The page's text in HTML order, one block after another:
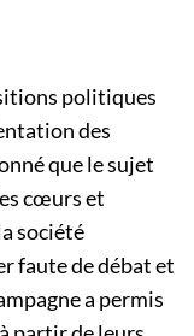
politiques
des
que le sujet
cœurs et
société
faute de débat et
a permis